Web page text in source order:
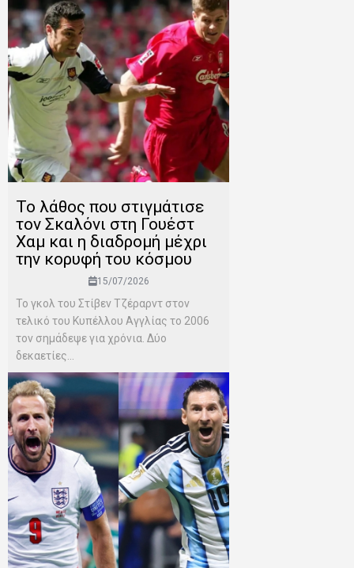
Το λάθος που στιγμάτισε
τον Σκαλόνι στη Γουέστ
Χαμ και η διαδρομή μέχρι
την κορυφή του κόσμου
15/07/2026
Το γκολ του Στίβεν Τζέραρντ στον
τελικό του Κυπέλλου Αγγλίας το 2006
τον σημάδεψε για χρόνια. Δύο
δεκαετίες...